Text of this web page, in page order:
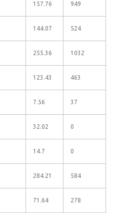
157.76 949
144.07 524
255.36 1032
123.43 463
7.56 37
32.02 0
14.7 0
284.21 584
71.64 278